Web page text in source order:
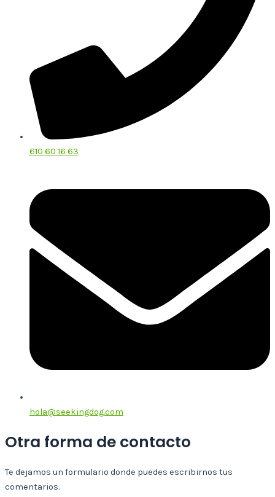
610 60 16 63
hola@seekingdog.com
Otra forma de contacto
Te dejamos un formulario donde puedes escribirnos tus
comentarios.